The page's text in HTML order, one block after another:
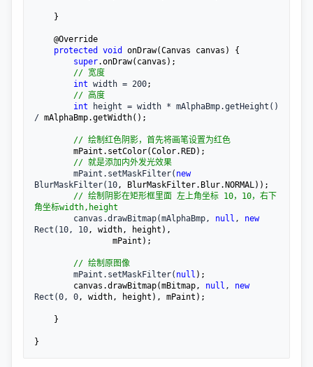
protected
void
onDraw(Canvas canvas) {
super.onDraw(canvas);
// 宽度
int width = 200;
// 高度
int height = width * mAlphaBmp.getHeight()
/ mAlphaBmp.getWidth();
// 绘制红色阴影，首先将画笔设置为红色
// 就是添加内外发光效果
        mPaint.setMaskFilter(
new
BlurMaskFilter(10, BlurMaskFilter.Blur.NORMAL));
// 绘制阴影在矩形框里面 左上角坐标 10，10，右下
角坐标width,height
        canvas.drawBitmap(mAlphaBmp,
null , new
Rect(10, 10, width, height),
// 绘制原图像
        mPaint.setMaskFilter(
null );
        canvas.drawBitmap(mBitmap,
null , new
Rect(0, 0, width, height), mPaint);
}